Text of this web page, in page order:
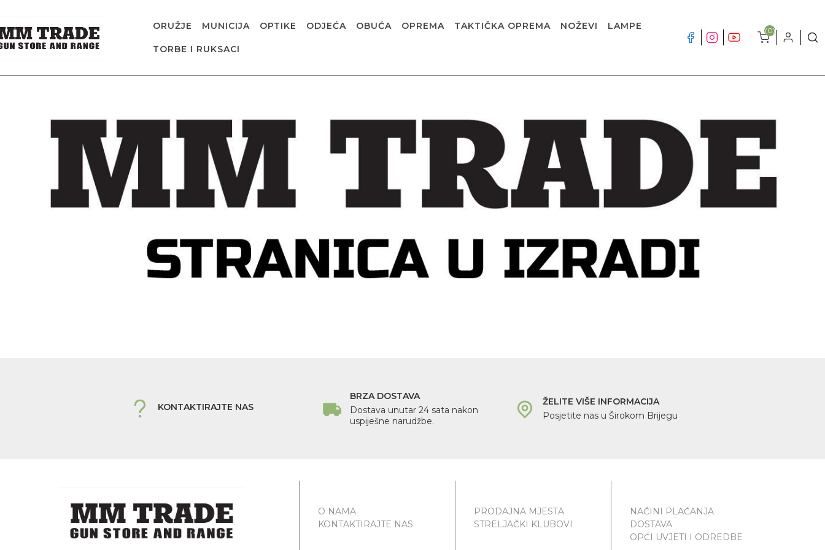
(0)
ORUŽJE MUNICIJA OPTIKE ODJEĆA OBUĆA OPREMA TAKTIČKA OPREMA NOŽEVI LAMPE
TORBE I RUKSACI
KONTAKTIRAJTE NAS
BRZA DOSTAVA
Dostava unutar 24 sata nakon
uspiješne narudžbe.
ŽELITE VIŠE INFORMACIJA
Posjetite nas u Širokom Brijegu
O NAMA
KONTAKTIRAJTE NAS
PRODAJNA MJESTA
STRELJAČKI KLUBOVI
NAČINI PLAĆANJA
DOSTAVA
OPĆI UVJETI I ODREDBE